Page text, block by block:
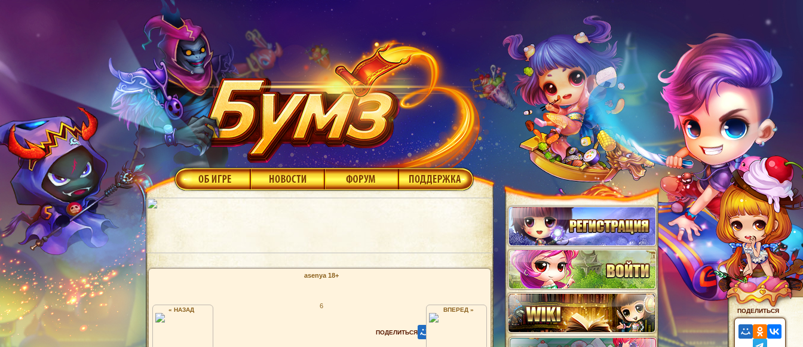
asenya 18+
6
« НАЗАД ВПЕРЕД »